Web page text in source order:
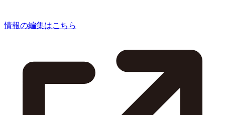
情報の編集はこちら